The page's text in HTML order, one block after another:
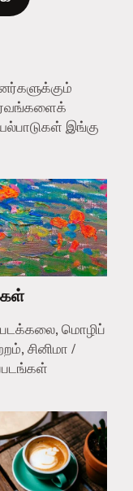
இங்கு
மொழிப்
சினிமா /